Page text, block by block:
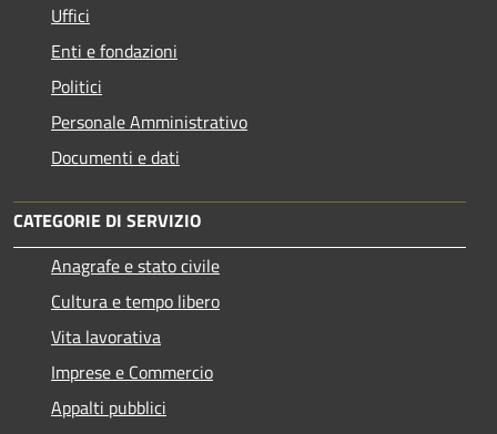
Uffici
Enti e fondazioni
Politici
Personale Amministrativo
Documenti e dati
CATEGORIE DI SERVIZIO
Anagrafe e stato civile
Cultura e tempo libero
Vita lavorativa
Imprese e Commercio
Appalti pubblici